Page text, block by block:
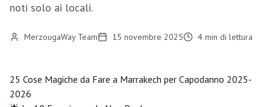
noti solo ai locali.
MerzougaWay Team 15 novembre 2025 4 min di lettura
25 Cose Magiche da Fare a Marrakech per Capodanno 2025-
2026